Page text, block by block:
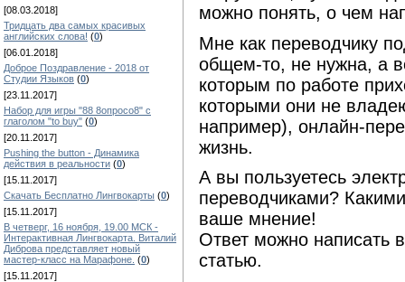
[08.03.2018]
Тридцать два самых красивых
английских слова! (0)
[06.01.2018]
Доброе Поздравление - 2018 от
Студии Языков (0)
[23.11.2017]
Набор для игры "88 8опросо8" с
глаголом "to buy" (0)
[20.11.2017]
Pushing the button - Динамика
действия в реальности (0)
[15.11.2017]
Скачать Бесплатно Лингвокарты (0)
[15.11.2017]
В четверг, 16 ноября, 19.00 МСК -
Интерактивная Лингвокарта. Виталий
Диброва представляет новый
мастер-класс на Марафоне. (0)
[15.11.2017]
можно понять, о чем
Мне как переводчику
общем-то, не нужна, а
которым по работе
которыми они не
например), онлайн-
жизнь.
А вы пользуетесь
переводчиками?
ваше мнение!
Ответ можно написать
статью.